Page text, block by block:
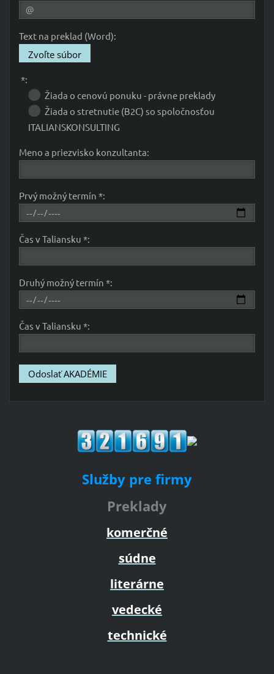
Text na preklad (Word):
Zvoľte súbor
*:
Žiada o cenovú ponuku - právne preklady
Žiada o stretnutie (B2C) so spoločnosťou
ITALIANSKONSULTING
Meno a priezvisko konzultanta:
Prvý možný termín *:
Čas v Taliansku *:
Druhý možný termín *:
Čas v Taliansku *:
Služby pre firmy
Preklady
komerčné
súdne
literárne
vedecké
technické